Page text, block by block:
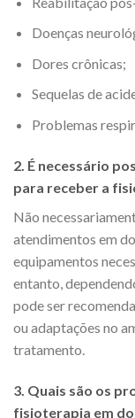
Doenças
Dores crônicas;
Sequelas de
Problemas
2. É necessário
para receber a
Não
atendimentos em
equipamentos
entanto,
pode ser
ou adaptações no
tratamento.
3. Quais são os
fisioterapia em